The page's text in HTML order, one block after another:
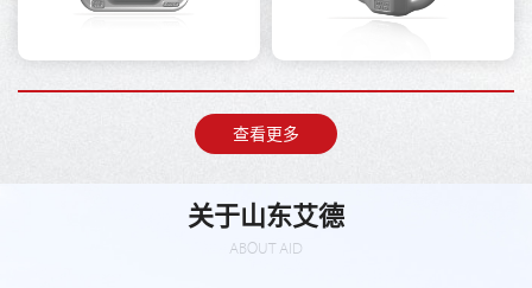
查看更多
关于山东艾德
ABOUT AID